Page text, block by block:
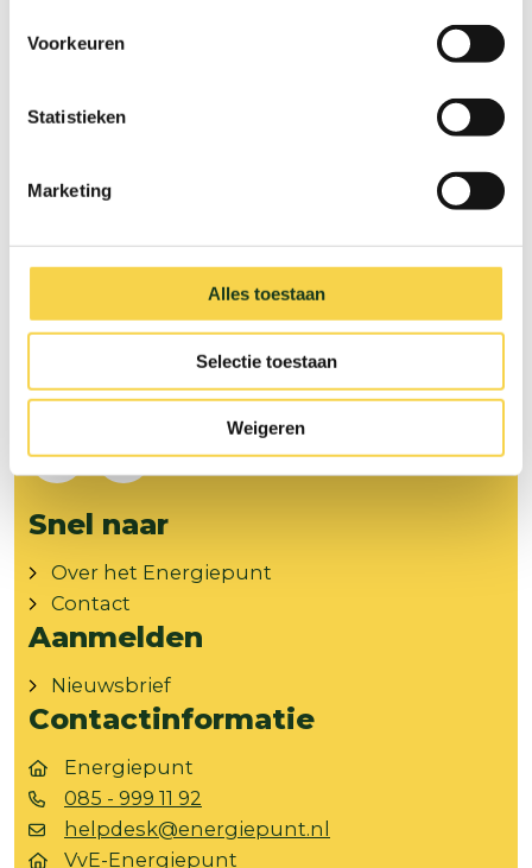
Voorkeuren
Statistieken
Marketing
Alles toestaan
Selectie toestaan
Weigeren
Website buurtteam Eurowoningen
Volg ons op
Snel naar
Over het Energiepunt
Contact
Aanmelden
Nieuwsbrief
Contactinformatie
Energiepunt
085 - 999 11 92
helpdesk@energiepunt.nl
VvE-Energiepunt